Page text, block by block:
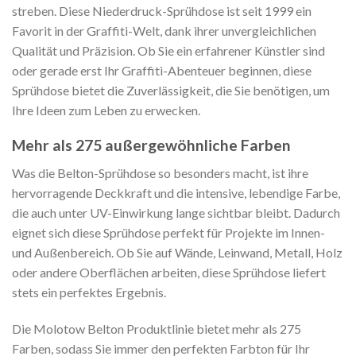
streben. Diese Niederdruck-Sprühdose ist seit 1999 ein
Favorit in der Graffiti-Welt, dank ihrer unvergleichlichen
Qualität und Präzision. Ob Sie ein erfahrener Künstler sind
oder gerade erst Ihr Graffiti-Abenteuer beginnen, diese
Sprühdose bietet die Zuverlässigkeit, die Sie benötigen, um
Ihre Ideen zum Leben zu erwecken.
Mehr als 275 außergewöhnliche Farben
Was die Belton-Sprühdose so besonders macht, ist ihre
hervorragende Deckkraft und die intensive, lebendige Farbe,
die auch unter UV-Einwirkung lange sichtbar bleibt. Dadurch
eignet sich diese Sprühdose perfekt für Projekte im Innen-
und Außenbereich. Ob Sie auf Wände, Leinwand, Metall, Holz
oder andere Oberflächen arbeiten, diese Sprühdose liefert
stets ein perfektes Ergebnis.
Die Molotow Belton Produktlinie bietet mehr als 275
Farben, sodass Sie immer den perfekten Farbton für Ihr